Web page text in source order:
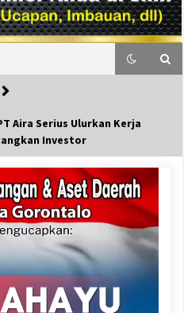
Aira Serius Ulurkan Kerja
Investor